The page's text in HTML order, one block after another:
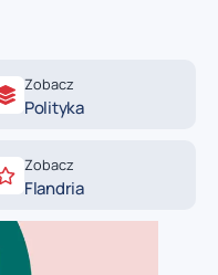
Zobacz
Polityka
Zobacz
Flandria